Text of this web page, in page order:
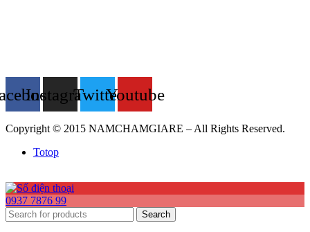
InstagramTwitterYoutube
Copyright © 2015 NAMCHAMGIARE – All Rights Reserved.
Totop
0937 7876 99
Search